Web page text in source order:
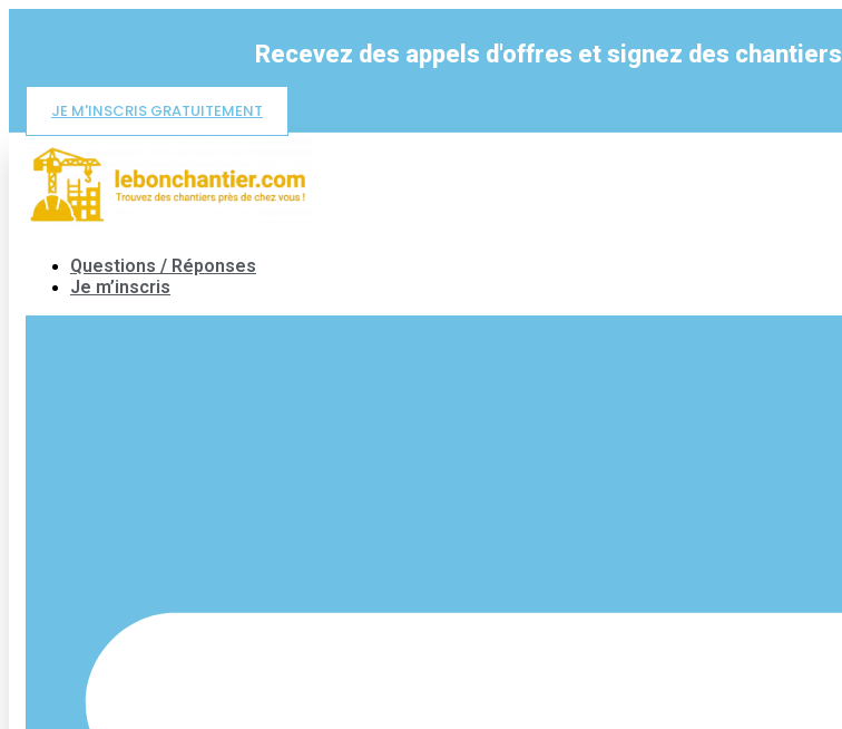
Recevez des appels d'offres et signez des chantiers
JE M'INSCRIS GRATUITEMENT
Questions / Réponses
Je m’inscris